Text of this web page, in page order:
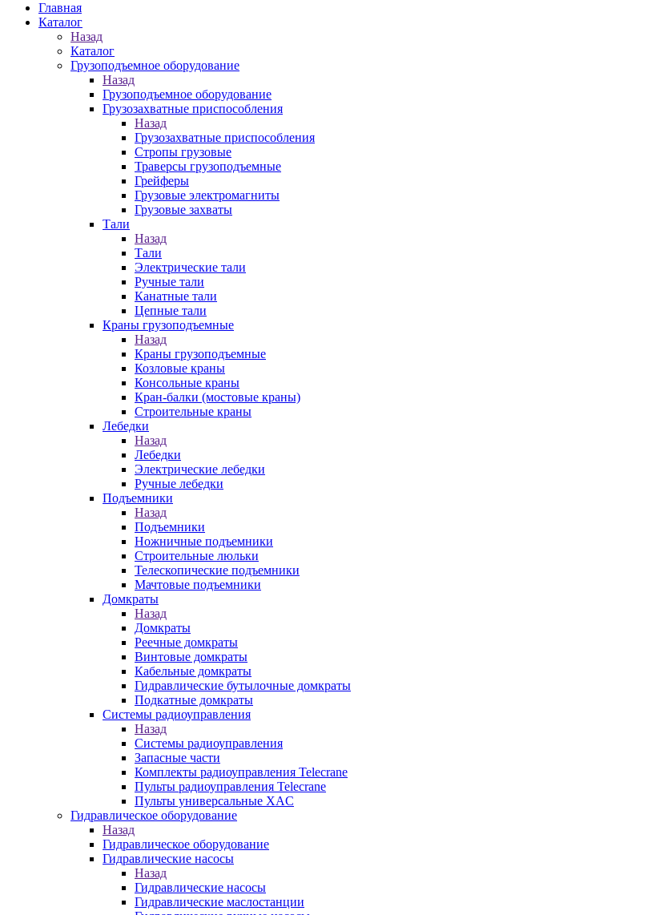
Главная
Каталог
Назад
Каталог
Грузоподъемное оборудование
Назад
Грузоподъемное оборудование
Грузозахватные приспособления
Назад
Грузозахватные приспособления
Стропы грузовые
Траверсы грузоподъемные
Грейферы
Грузовые электромагниты
Грузовые захваты
Тали
Назад
Тали
Электрические тали
Ручные тали
Канатные тали
Цепные тали
Краны грузоподъемные
Назад
Краны грузоподъемные
Козловые краны
Консольные краны
Кран-балки (мостовые краны)
Строительные краны
Лебедки
Назад
Лебедки
Электрические лебедки
Ручные лебедки
Подъемники
Назад
Подъемники
Ножничные подъемники
Строительные люльки
Телескопические подъемники
Мачтовые подъемники
Домкраты
Назад
Домкраты
Реечные домкраты
Винтовые домкраты
Кабельные домкраты
Гидравлические бутылочные домкраты
Подкатные домкраты
Системы радиоуправления
Назад
Системы радиоуправления
Запасные части
Комплекты радиоуправления Telecrane
Пульты радиоуправления Telecrane
Пульты универсальные XAC
Гидравлическое оборудование
Назад
Гидравлическое оборудование
Гидравлические насосы
Назад
Гидравлические насосы
Гидравлические маслостанции